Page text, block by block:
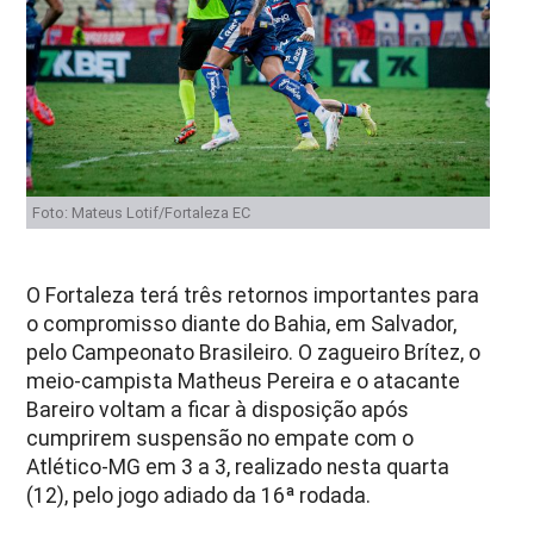
Foto: Mateus Lotif/Fortaleza EC
O Fortaleza terá três retornos importantes para
o compromisso diante do Bahia, em Salvador,
pelo Campeonato Brasileiro. O zagueiro Brítez, o
meio-campista Matheus Pereira e o atacante
Bareiro voltam a ficar à disposição após
cumprirem suspensão no empate com o
Atlético-MG em 3 a 3, realizado nesta quarta
(12), pelo jogo adiado da 16ª rodada.